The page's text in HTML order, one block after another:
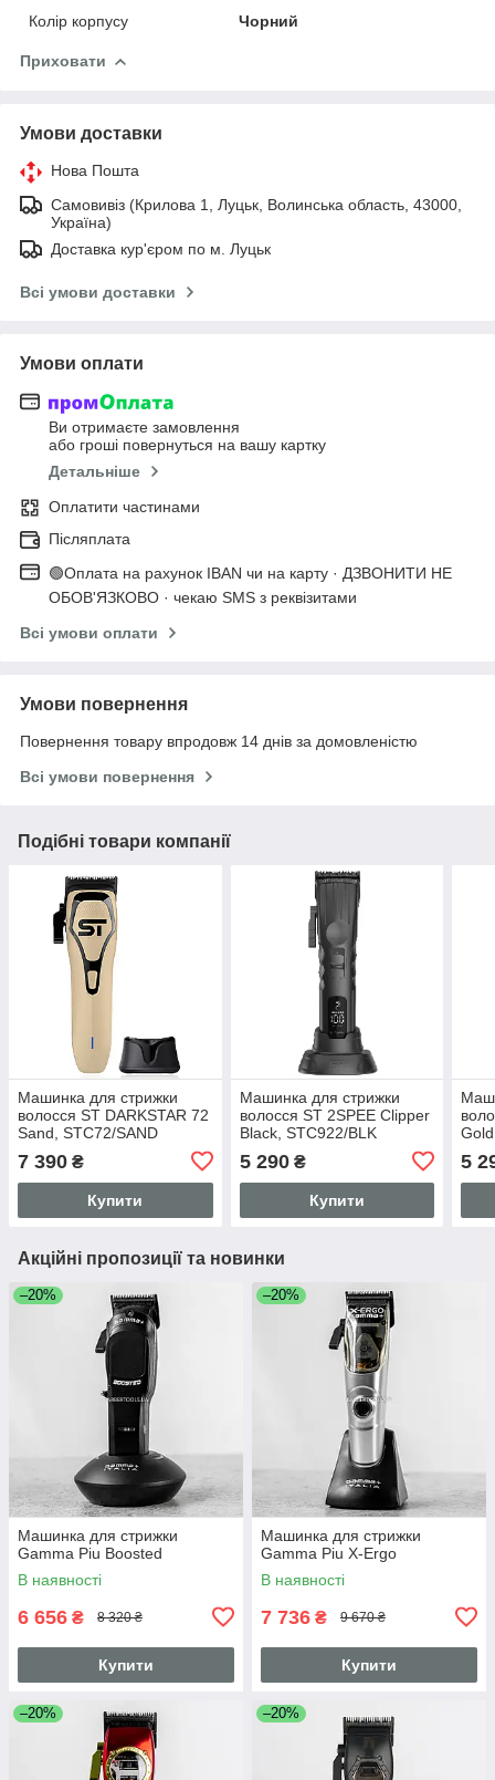
Колір корпусу Чорний
Приховати
Умови доставки
Нова Пошта
Самовивіз (Крилова 1, Луцьк, Волинська область, 43000,
Україна)
Доставка кур'єром по м. Луцьк
Всі умови доставки
Умови оплати
Ви отримаєте замовлення
або гроші повернуться на вашу картку
Детальніше
Оплатити частинами
Післяплата
🟢Оплата на рахунок IBAN чи на карту · ДЗВОНИТИ НЕ
ОБОВ'ЯЗКОВО · чекаю SMS з реквізитами
Всі умови оплати
Умови повернення
Повернення товару впродовж 14 днів за домовленістю
Всі умови повернення
Подібні товари компанії
Машинка для стрижки
волосся ST DARKSTAR 72
Sand, STC72/SAND
7 390 ₴
Купити
Машинка для стрижки
волосся ST 2SPEE Clipper
Black, STC922/BLK
5 290₴
Купити
5
Акційні пропозиції та новинки
–20%
Машинка для стрижки
Gamma Piu Boosted
В наявності
6 656 ₴ 8 320 ₴
Купити
–20%
Машинка для стрижки
Gamma Piu X-Ergo
В наявності
7 736 ₴ 9 670 ₴
Купити
–20% –20%